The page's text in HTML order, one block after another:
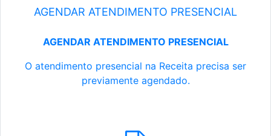
AGENDAR ATENDIMENTO PRESENCIAL
AGENDAR ATENDIMENTO PRESENCIAL
O atendimento presencial na Receita precisa ser
previamente agendado.